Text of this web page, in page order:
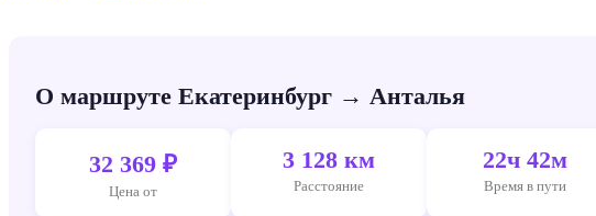
О маршруте Екатеринбург → Анталья
32 369 ₽
Цена от
3 128 км
Расстояние
22ч 42м
Время в пути